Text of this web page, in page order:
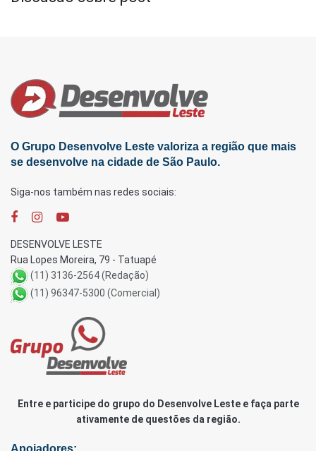
O Grupo Desenvolve Leste valoriza a região que mais
se desenvolve na cidade de São Paulo.
Siga-nos também nas redes sociais:
DESENVOLVE LESTE
Rua Lopes Moreira, 79 - Tatuapé
(11) 3136-2564 (Redação)
(11) 96347-5300 (Comercial)
Entre e participe do grupo do Desenvolve Leste e faça parte
ativamente de questões da região.
Apoiadores: